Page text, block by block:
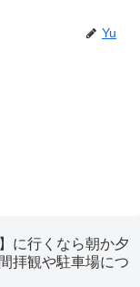
Yu
に行くなら朝か夕
拝観や駐車場につ